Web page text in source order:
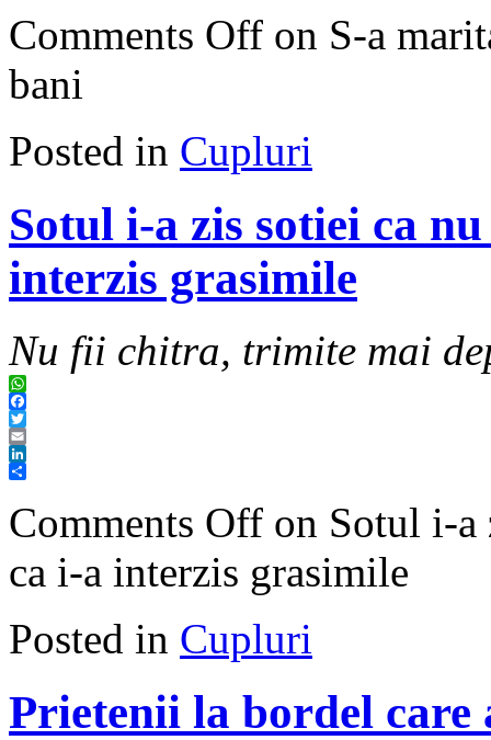
Comments Off on S-a
bani
Posted in Cupluri
Sotul i-a zis sotiei ca
interzis grasimile
Nu fii chitra, trimite mai
WhatsApp
Facebook
Twitter
Email
LinkedIn
Comments Off on Sotul i-a
ca i-a interzis grasimile
Posted in Cupluri
Prietenii la bordel care